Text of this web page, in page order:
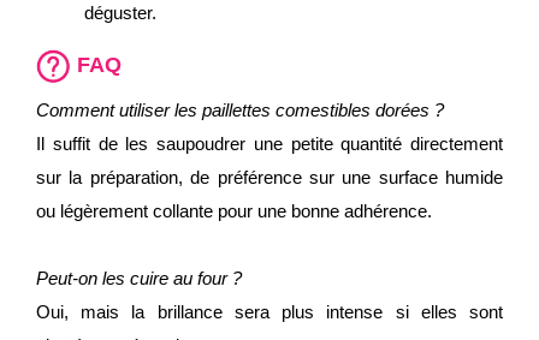
déguster.
FAQ
Comment utiliser les paillettes comestibles dorées ?
Il suffit de les saupoudrer une petite quantité directement
sur la préparation, de préférence sur une surface humide
ou légèrement collante pour une bonne adhérence.
Peut-on les cuire au four ?
Oui, mais la brillance sera plus intense si elles sont